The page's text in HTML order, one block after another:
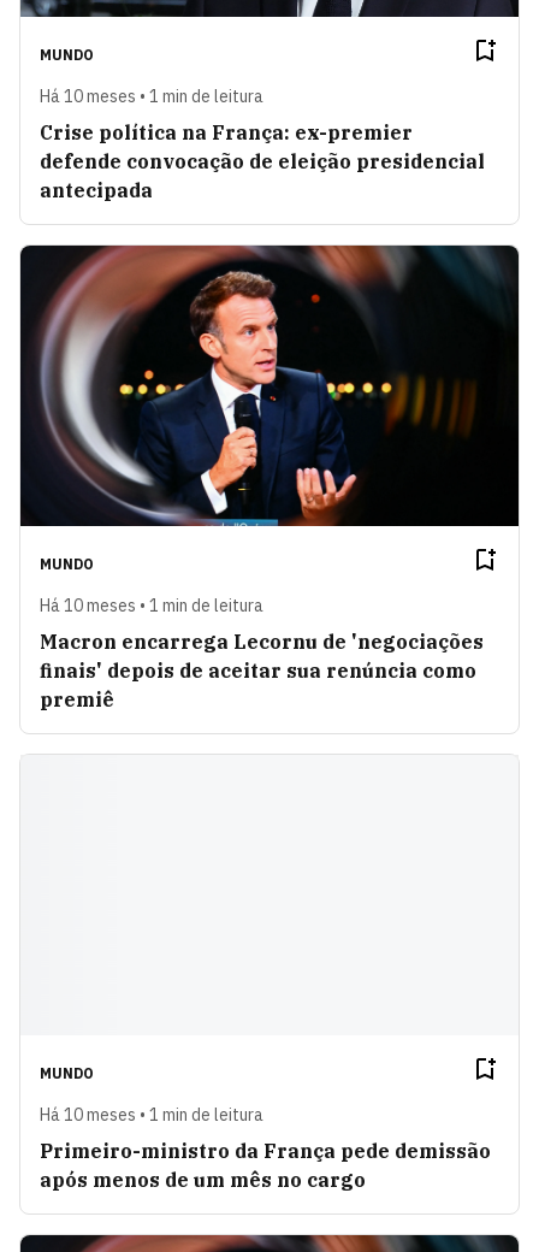
MUNDO
Há 10 meses • 1 min de leitura
Crise política na França: ex-premier
defende convocação de eleição presidencial
antecipada
MUNDO
Há 10 meses • 1 min de leitura
Macron encarrega Lecornu de 'negociações
finais' depois de aceitar sua renúncia como
premiê
MUNDO
Há 10 meses • 1 min de leitura
Primeiro-ministro da França pede demissão
após menos de um mês no cargo